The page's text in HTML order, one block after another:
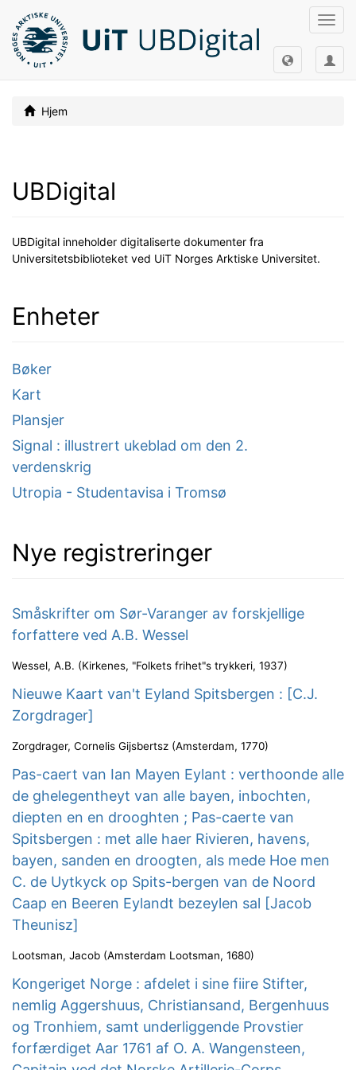
Slå
Hjem
UBDigital
UBDigital inneholder digitaliserte dokumenter fra
Universitetsbiblioteket ved UiT Norges Arktiske Universitet.
Enheter
Bøker
Kart
Plansjer
Signal : illustrert ukeblad om den 2.
verdenskrig
Utropia - Studentavisa i Tromsø
Nye registreringer
Småskrifter om Sør-Varanger av forskjellige
forfattere ved A.B. Wessel
Wessel, A.B. (Kirkenes, "Folkets frihet"s trykkeri, 1937)
Nieuwe Kaart van't Eyland Spitsbergen : [C.J.
Zorgdrager]
Zorgdrager, Cornelis Gijsbertsz (Amsterdam, 1770)
Pas-caert van Ian Mayen Eylant : verthoonde alle
de ghelegentheyt van alle bayen, inbochten,
diepten en en drooghten ; Pas-caerte van
Spitsbergen : met alle haer Rivieren, havens,
bayen, sanden en droogten, als mede Hoe men
C. de Uytkyck op Spits-bergen van de Noord
Caap en Beeren Eylandt bezeylen sal [Jacob
Theunisz]
Lootsman, Jacob (Amsterdam Lootsman, 1680)
Kongeriget Norge : afdelet i sine fiire Stifter,
nemlig Aggershuus, Christiansand, Bergenhuus
og Tronhiem, samt underliggende Provstier
forfærdiget Aar 1761 af O. A. Wangensteen,